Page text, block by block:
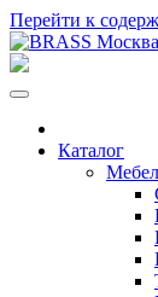
Перейти к
Каталог